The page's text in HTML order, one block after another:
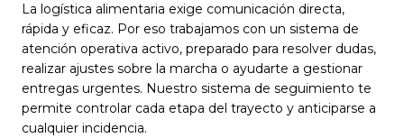
La logística alimentaria exige comunicación directa,
rápida y eficaz. Por eso trabajamos con un sistema de
atención operativa activo, preparado para resolver dudas,
realizar ajustes sobre la marcha o ayudarte a gestionar
entregas urgentes. Nuestro sistema de seguimiento te
permite controlar cada etapa del trayecto y anticiparse a
cualquier incidencia.